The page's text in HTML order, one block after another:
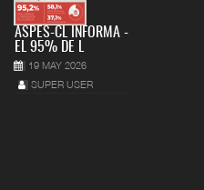
ASPES-CL INFORMA -
EL 95% DE L
19 MAY 2026
SUPER USER